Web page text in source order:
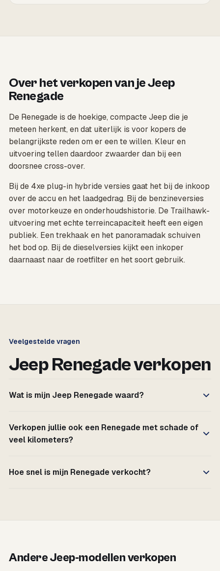
Over het verkopen van je Jeep
Renegade
De Renegade is de hoekige, compacte Jeep die je
meteen herkent, en dat uiterlijk is voor kopers de
belangrijkste reden om er een te willen. Kleur en
uitvoering tellen daardoor zwaarder dan bij een
doorsnee cross-over.
Bij de 4xe plug-in hybride versies gaat het bij de inkoop
over de accu en het laadgedrag. Bij de benzineversies
over motorkeuze en onderhoudshistorie. De Trailhawk-
uitvoering met echte terreincapaciteit heeft een eigen
publiek. Een trekhaak en het panoramadak schuiven
het bod op. Bij de dieselversies kijkt een inkoper
daarnaast naar de roetfilter en het soort gebruik.
Veelgestelde vragen
Jeep Renegade verkopen
Wat is mijn Jeep Renegade waard?
Verkopen jullie ook een Renegade met schade of
veel kilometers?
Hoe snel is mijn Renegade verkocht?
Andere Jeep-modellen verkopen